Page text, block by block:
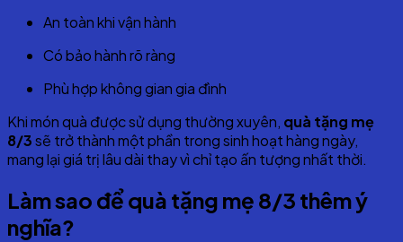
An toàn khi vận hành
Có bảo hành rõ ràng
Phù hợp không gian gia đình
Khi món quà được sử dụng thường xuyên, quà tặng mẹ
8/3sẽ trở thành một phần trong sinh hoạt hàng ngày,
mang lại giá trị lâu dài thay vì chỉ tạo ấn tượng nhất thời.
Làm sao để quà tặng mẹ 8/3 thêm ý
nghĩa?